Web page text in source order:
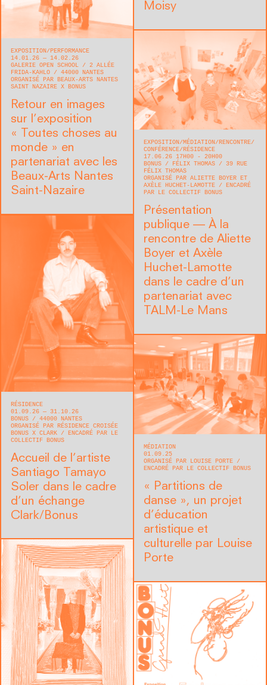
Moisy
EXPOSITION PERFORMANCE
14.01.26 — 14.02.26
GALERIE OPEN SCHOOL
2 ALLÉE
FRIDA-KAHLO
44000 NANTES
ORGANISÉ PAR BEAUX-ARTS NANTES
SAINT NAZAIRE X BONUS
Retour en images
sur l’exposition
« Toutes choses au
monde » en
partenariat avec les
Beaux-Arts Nantes
Saint-Nazaire
EXPOSITION MÉDIATION
RENCONTRE/
CONFÉRENCE
RÉSIDENCE
17.06.26 17H00 - 20H00
BONUS
FÉLIX THOMAS
39 RUE
FÉLIX THOMAS
ORGANISÉ PAR ALIETTE BOYER ET
AXÈLE HUCHET-LAMOTTE
ENCADRÉ
PAR LE COLLECTIF BONUS
Présentation
publique — À la
rencontre de Aliette
Boyer et Axèle
Huchet-Lamotte
dans le cadre d’un
partenariat avec
TALM-Le Mans
RÉSIDENCE
01.09.26 — 31.10.26
BONUS
44000 NANTES
ORGANISÉ PAR RÉSIDENCE CROISÉE
BONUS X CLARK
ENCADRÉ PAR LE
COLLECTIF BONUS
Accueil de l’artiste
Santiago Tamayo
Soler dans le cadre
d’un échange
Clark/Bonus
MÉDIATION
01.09.25
ORGANISÉ PAR LOUISE PORTE
ENCADRÉ PAR LE COLLECTIF BONUS
« Partitions de
danse », un projet
d’éducation
artistique et
culturelle par Louise
Porte